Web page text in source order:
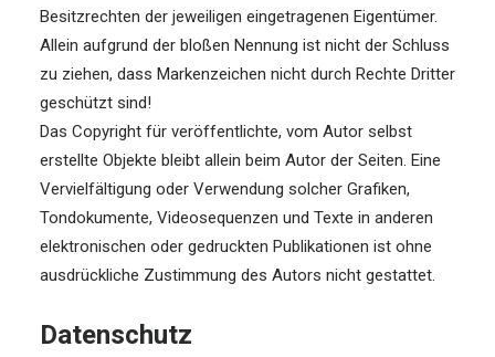
Besitzrechten der jeweiligen eingetragenen Eigentümer.
Allein aufgrund der bloßen Nennung ist nicht der Schluss
zu ziehen, dass Markenzeichen nicht durch Rechte Dritter
geschützt sind!
Das Copyright für veröffentlichte, vom Autor selbst
erstellte Objekte bleibt allein beim Autor der Seiten. Eine
Vervielfältigung oder Verwendung solcher Grafiken,
Tondokumente, Videosequenzen und Texte in anderen
elektronischen oder gedruckten Publikationen ist ohne
ausdrückliche Zustimmung des Autors nicht gestattet.
Datenschutz